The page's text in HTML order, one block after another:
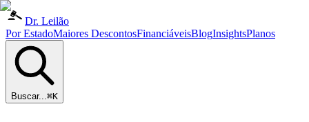
Dr. Leilão
Por EstadoMaiores DescontosFinanciáveisBlogInsightsPlanos
Buscar...⌘K